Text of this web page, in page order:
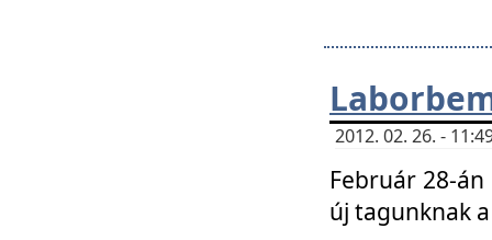
2012. 02. 26. -
Február 28-
új tagunknak